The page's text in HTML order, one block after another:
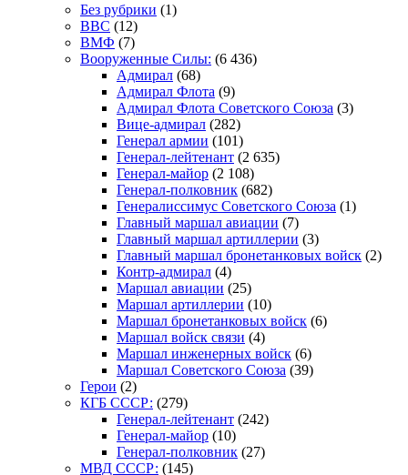
Без рубрики (1)
ВВС (12)
ВМФ (7)
Вооруженные Силы: (6 436)
Адмирал (68)
Адмирал Флота (9)
Адмирал Флота Советского Союза (3)
Вице-адмирал (282)
Генерал армии (101)
Генерал-лейтенант (2 635)
Генерал-майор (2 108)
Генерал-полковник (682)
Генералиссимус Советского Союза (1)
Главный маршал авиации (7)
Главный маршал артиллерии (3)
Главный маршал бронетанковых войск (2)
Контр-адмирал (4)
Маршал авиации (25)
Маршал артиллерии (10)
Маршал бронетанковых войск (6)
Маршал войск связи (4)
Маршал инженерных войск (6)
Маршал Советского Союза (39)
Герои (2)
КГБ СССР: (279)
Генерал-лейтенант (242)
Генерал-майор (10)
Генерал-полковник (27)
МВД СССР: (145)